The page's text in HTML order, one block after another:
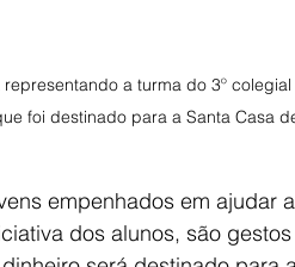
a turma do 3º
foi destinado para a Santa Casa
empenhados em ajudar
dos alunos, são